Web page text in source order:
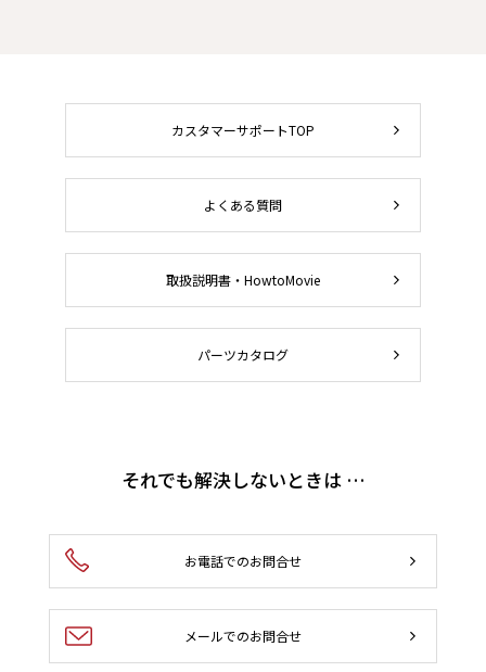
カスタマーサポートTOP
よくある質問
取扱説明書・HowtoMovie
パーツカタログ
それでも解決しないときは …
お電話でのお問合せ
メールでのお問合せ